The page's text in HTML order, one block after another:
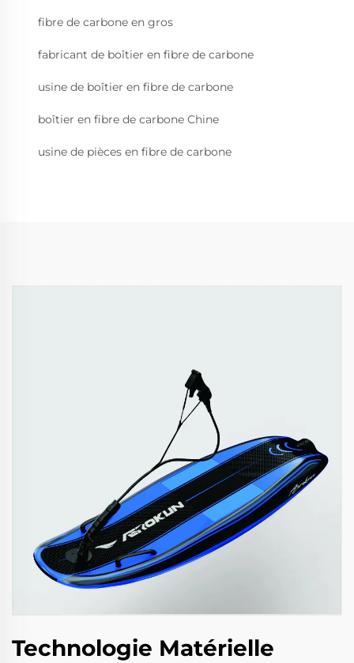
fibre de carbone en gros
fabricant de boîtier en fibre de carbone
usine de boîtier en fibre de carbone
boîtier en fibre de carbone Chine
usine de pièces en fibre de carbone
Technologie Matérielle